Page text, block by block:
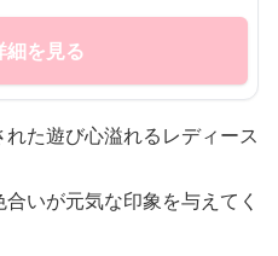
細を見る
た遊び心溢れるレディース
いが元気な印象を与えてく